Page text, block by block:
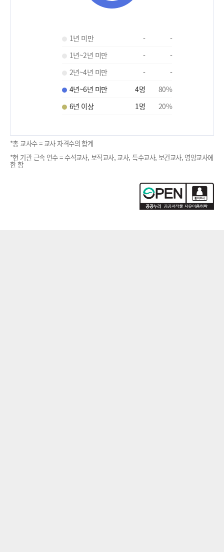
1년 미만 -
-
1년~2년 미만
-
-
2년~4년 미만
-
-
4년~6년 미만
4명 80%
6년 이상
1명 20%
*총 교사수 = 교사 자격수의 합계
*현 기관 근속 연수 = 수석교사, 보직교사, 교사, 특수교사, 보건교사, 영양교사에
한 함